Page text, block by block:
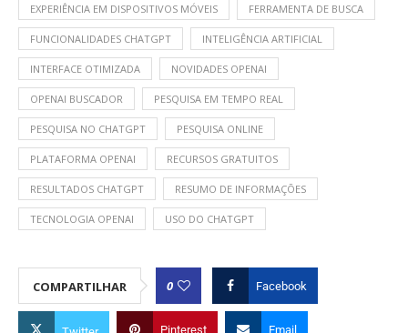
EXPERIÊNCIA EM DISPOSITIVOS MÓVEIS FERRAMENTA DE BUSCA
FUNCIONALIDADES CHATGPT INTELIGÊNCIA ARTIFICIAL
INTERFACE OTIMIZADA NOVIDADES OPENAI
OPENAI BUSCADOR PESQUISA EM TEMPO REAL
PESQUISA NO CHATGPT PESQUISA ONLINE
PLATAFORMA OPENAI RECURSOS GRATUITOS
RESULTADOS CHATGPT RESUMO DE INFORMAÇÕES
TECNOLOGIA OPENAI USO DO CHATGPT
COMPARTILHAR 0 Facebook
Pinterest Email